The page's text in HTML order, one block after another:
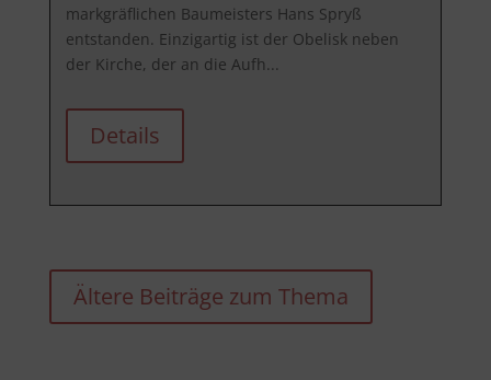
markgräflichen Baumeisters Hans Spryß
entstanden. Einzigartig ist der Obelisk neben
der Kirche, der an die Aufh...
Details
Ältere Beiträge zum Thema